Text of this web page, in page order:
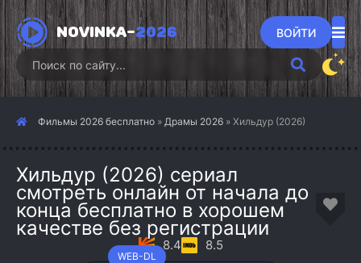
NOVINKA-2026 ВОЙТИ
Фильмы 2026 бесплатно » Драмы 2026 » Хильдур (2026)
Хильдур (2026) сериал
смотреть онлайн от начала до
конца бесплатно в хорошем
качестве без регистрации
WEB-DL
8.4 8.5